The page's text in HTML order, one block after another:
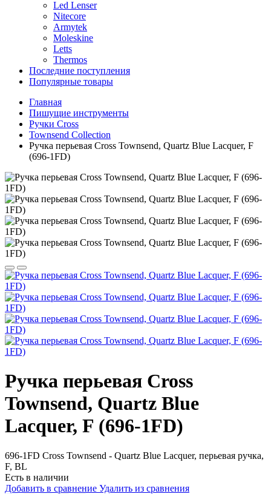
Led Lenser
Nitecore
Armytek
Moleskine
Letts
Thermos
Последние поступления
Популярные товары
Главная
Пишущие инструменты
Ручки Cross
Townsend Collection
Ручка перьевая Cross Townsend, Quartz Blue Lacquer, F
(696-1FD)
Ручка перьевая Cross
Townsend, Quartz Blue
Lacquer, F (696-1FD)
696-1FD Cross Townsend - Quartz Blue Lacquer, перьевая ручка,
F, BL
Есть в наличии
Добавить в сравнение Удалить из сравнения